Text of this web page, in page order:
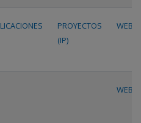
PROYECTOS
(IP)
WEB
WEB